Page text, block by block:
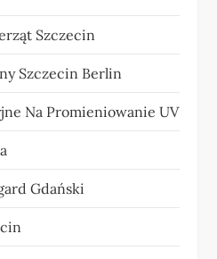
Szczecin
Szczecin Berlin
Na Promieniowanie UV
Gdański